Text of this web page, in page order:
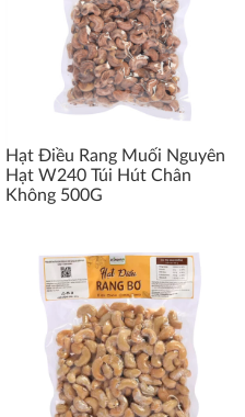
Hạt Điều Rang Muối Nguyên
Hạt W240 Túi Hút Chân
Không 500G